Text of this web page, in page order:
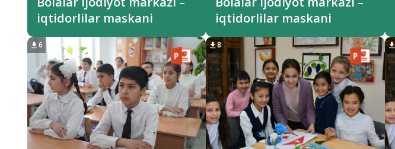
iqtidorlilar maskani
iqtidorlilar maskani
6 8